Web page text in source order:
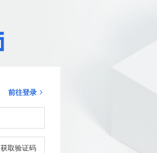
前往登录
获取验证码